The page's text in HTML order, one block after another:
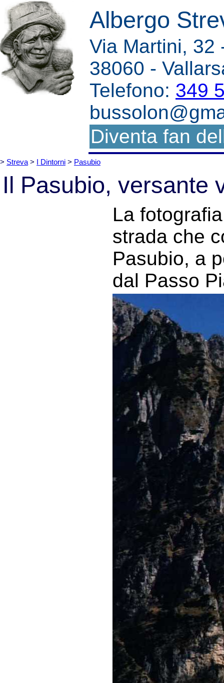
Albergo
Via Martini, 32
38060 -
Telefono: 349
Diventa fan
> Streva > I Dintorni > Pasubio
Il Pasubio, versante
La
strada che
Pasubio, a
dal Passo